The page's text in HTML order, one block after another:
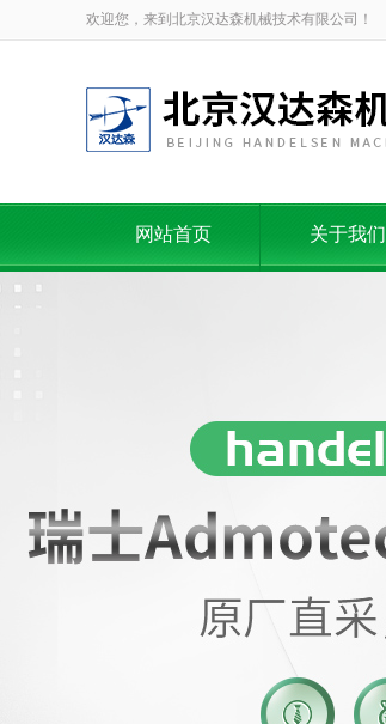
欢迎您，来到北京汉达森机械技术有限公司！
网站首页 关于我们